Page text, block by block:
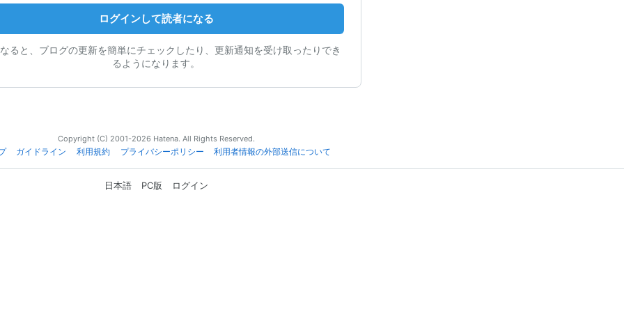
ログインして読者になる
ると、ブログの更新を簡単にチェックしたり、更新通知を受け取ったりでき
るようになります。
Copyright (C) 2001-2026 Hatena. All Rights Reserved.
ガイドライン 利用規約 プライバシーポリシー 利用者情報の外部送信について
日本語 PC版 ログイン